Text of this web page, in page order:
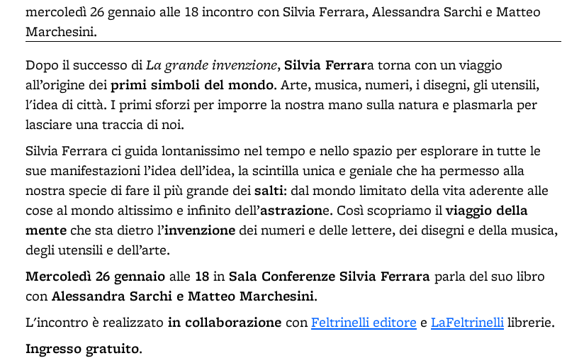
mercoledì 26 gennaio alle 18 incontro con Silvia Ferrara, Alessandra Sarchi e Matteo
Marchesini.
Dopo il successo diLa grande invenzione,Silvia Ferrara torna con un viaggio
all’origine deiprimi simboli del mondo. Arte, musica, numeri, i disegni, gli utensili,
l'idea di città. I primi sforzi per imporre la nostra mano sulla natura e plasmarla per
lasciare una traccia di noi.
Silvia Ferrara ci guida lontanissimo nel tempo e nello spazio per esplorare in tutte le
sue manifestazioni l’idea dell’idea, la scintilla unica e geniale che ha permesso alla
nostra specie di fare il più grande deisalti: dal mondo limitato della vita aderente alle
cose al mondo altissimo e infinito dell’astrazione. Così scopriamo ilviaggio della
mente che sta dietro l’invenzione dei numeri e delle lettere, dei disegni e della musica,
degli utensili e dell’arte.
Mercoledì 26 gennaio alle 18 inSala Conferenze Silvia Ferrara parla del suo libro
conAlessandra Sarchi e Matteo Marchesini.
L'incontro è realizzato in collaborazione conFeltrinelli editore e LaFeltrinellilibrerie.
Ingresso gratuito.